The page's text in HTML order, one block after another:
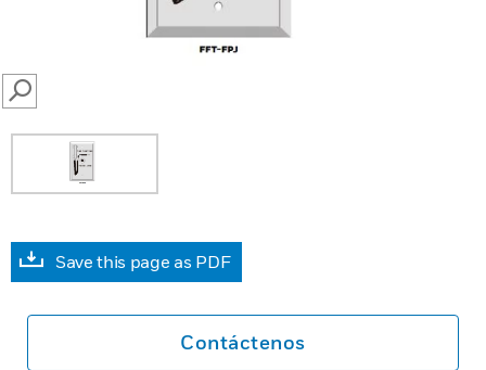
SEARCH
Save this page as PDF
Contáctenos